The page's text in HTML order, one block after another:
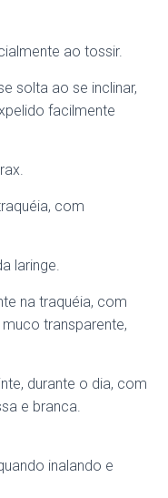
ao tossir.
solta ao se inclinar,
facilmente
com
laringe.
na traquéia, com
transparente,
durante o dia, com
e branca.
inalando e